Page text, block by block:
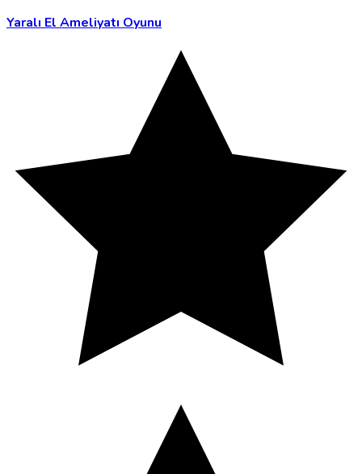
Yaralı El Ameliyatı Oyunu